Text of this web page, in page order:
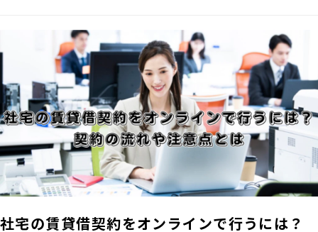
社宅の賃貸借契約をオンラインで行うには？